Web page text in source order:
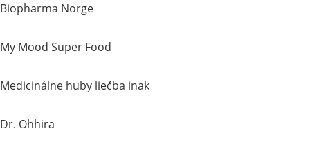
Biopharma Norge
My Mood Super Food
Medicinálne huby liečba inak
Dr. Ohhira